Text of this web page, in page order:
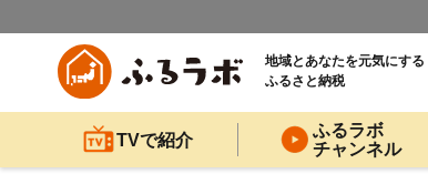
地域とあなたを元気にする
ふるさと納税
TVで紹介
ふるラボ
チャンネル